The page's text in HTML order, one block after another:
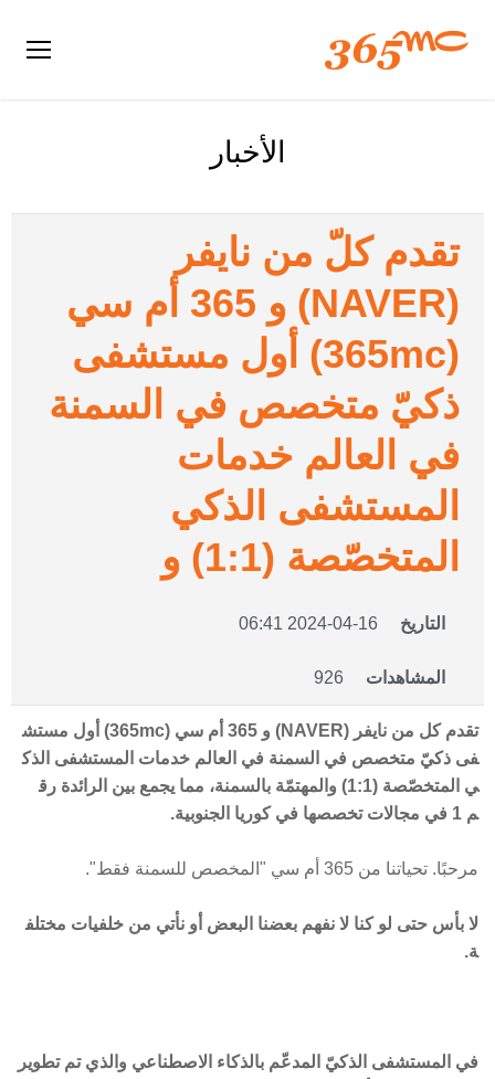
الأخبار
تقدم كلّ من نايفر
(NAVER) و 365 أم سي
(365mc) أول مستشفى
ذكيّ متخصص في السمنة
في العالم خدمات
المستشفى الذكي
المتخصّصة (1:1) و
التاريخ 2024-04-16 06:41
المشاهدات 926
تقدم كل من نايفر (
NAVER
) و أم سي (
365mc
) أول مستش
فى ذكيّ متخصص في السمنة في العالم خدمات المستشفى الذك
ي المتخصّصة (1:1) والمهتمّة بالسمنة، مما يجمع بين الرائدة رق
م
في مجالات تخصصها في كوريا الجنوبية.
مرحبًا. تحياتنا من 365 أم سي "المخصص للسمنة فقط".
لا بأس حتى لو كنا لا نفهم بعضنا البعض أو نأتي من خلفيات مختلف
ة.
في المستشفى الذكيّ المدعّم بالذكاء الاصطناعي والذي تم تطوير